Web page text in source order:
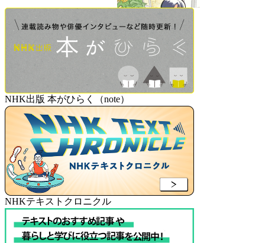
NHK出版 本がひらく（note）
NHKテキストクロニクル